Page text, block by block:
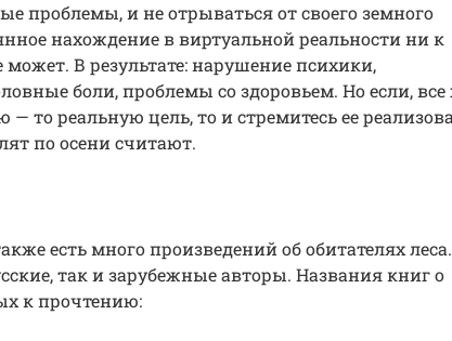
проблемы, и не отрываться от своего земного
нахождение в виртуальной реальности ни к
В результате: нарушение психики,
боли, проблемы со здоровьем. Но если, все
то реальную цель, то и стремитесь ее
по осени считают.
есть много произведений об обитателях леса.
так и зарубежные авторы. Названия книг о
к прочтению: